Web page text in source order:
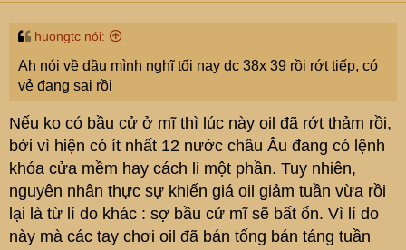
huongtc nói:
Ah nói về dầu mình nghĩ tối nay dc 38x 39 rồi rớt tiếp, có
vẻ đang sai rồi
Nếu ko có bầu cử ở mĩ thì lúc này oil đã rớt thảm rồi,
bởi vì hiện có ít nhất 12 nước châu Âu đang có lệnh
khóa cửa mềm hay cách li một phần. Tuy nhiên,
nguyên nhân thực sự khiến giá oil giảm tuần vừa rồi
lại là từ lí do khác : sợ bầu cử mĩ sẽ bất ổn. Vì lí do
này mà các tay chơi oil đã bán tống bán táng tuần